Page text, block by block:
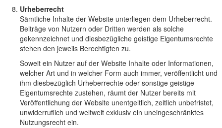
Urheberrecht
Sämtliche Inhalte der Website unterliegen dem Urheberrecht.
Beiträge von Nutzern oder Dritten werden als solche
gekennzeichnet und diesbezügliche geistige Eigentumsrechte
stehen den jeweils Berechtigten zu.
Soweit ein Nutzer auf der Website Inhalte oder Informationen,
welcher Art und in welcher Form auch immer, veröffentlicht und
ihm diesbezüglich Urheberrechte oder sonstige geistige
Eigentumsrechte zustehen, räumt der Nutzer bereits mit
Veröffentlichung der Website unentgeltlich, zeitlich unbefristet,
unwiderruflich und weltweit exklusiv ein uneingeschränktes
Nutzungsrecht ein.